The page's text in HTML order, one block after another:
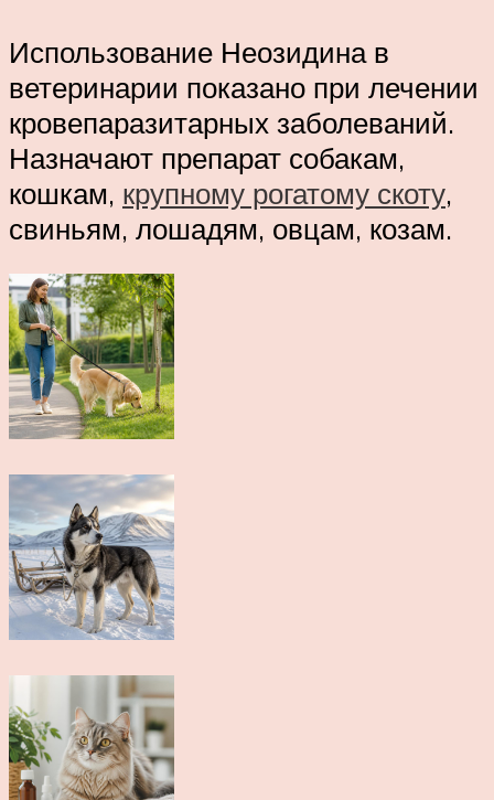
Использование Неозидина в
ветеринарии показано при лечении
кровепаразитарных заболеваний.
Назначают препарат собакам,
кошкам, крупному рогатому скоту,
свиньям, лошадям, овцам, козам.